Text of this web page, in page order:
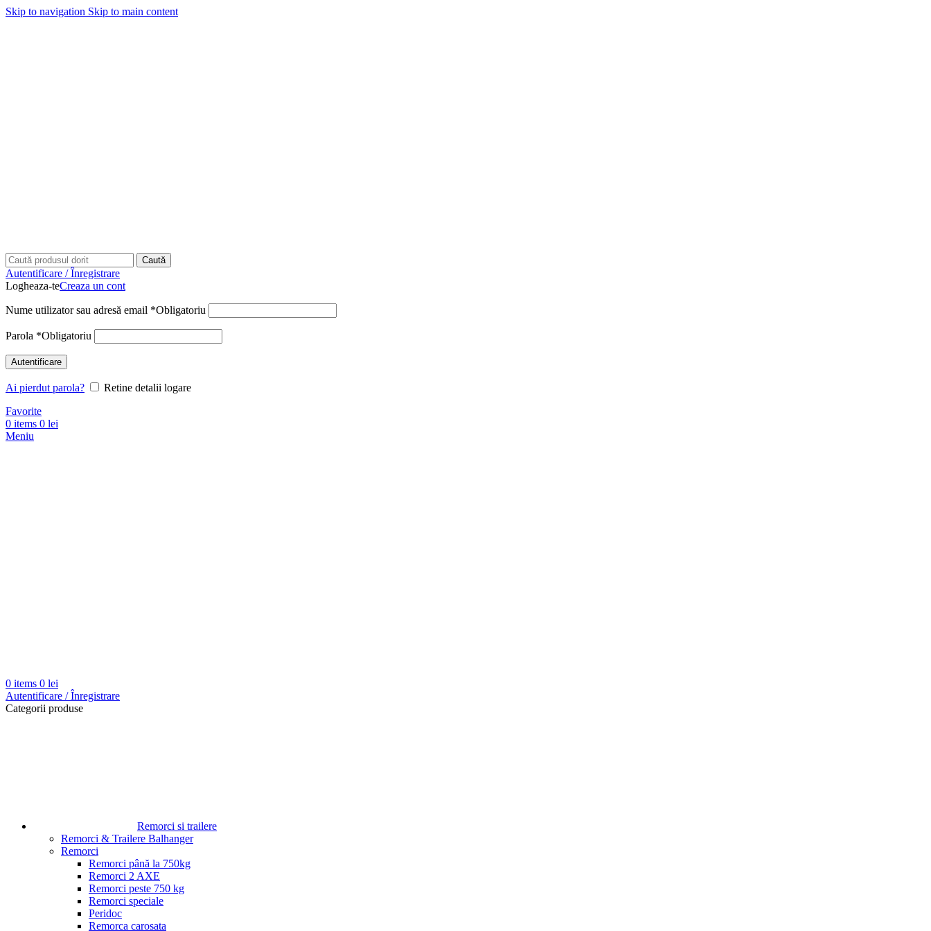
Skip to navigation Skip to main content
Caută
Autentificare / Înregistrare
Logheaza-teCreaza un cont
Nume utilizator sau adresă email *Obligatoriu
Parola *Obligatoriu
Autentificare
Ai pierdut parola?
Retine detalii logare
Favorite
0 items 0 lei
Meniu
0 items 0 lei
Autentificare / Înregistrare
Categorii produse
Remorci si trailere
Remorci & Trailere Balhanger
Remorci
Remorci până la 750kg
Remorci 2 AXE
Remorci peste 750 kg
Remorci speciale
Peridoc
Remorca carosata